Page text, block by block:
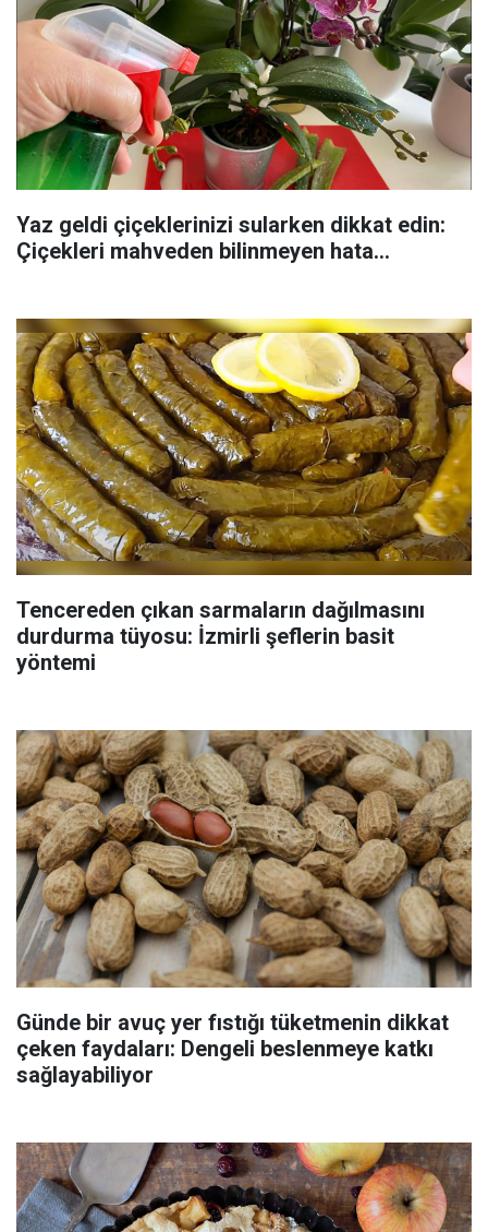
Yaz geldi çiçeklerinizi sularken dikkat edin:
Çiçekleri mahveden bilinmeyen hata...
Tencereden çıkan sarmaların dağılmasını
durdurma tüyosu: İzmirli şeflerin basit
yöntemi
Günde bir avuç yer fıstığı tüketmenin dikkat
çeken faydaları: Dengeli beslenmeye katkı
sağlayabiliyor